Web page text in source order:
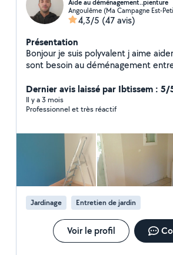
Aide au déménagement..pienture
4,3/5 (47 avis)
Présentation
Bonjour je suis polyvalent j aime
sont besoin au déménagement entretien du jardin
Dernier avis laissé par Ibtissem : 5/
Il y a 3 mois
Professionnel et très réactif
Jardinage Entretien de jardin
Voir le profil